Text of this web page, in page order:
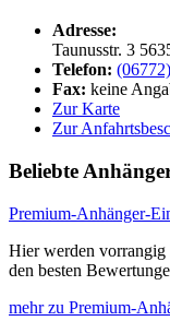
Adresse:
Taunusstr. 3
Telefon:
Fax: keine
Zur Karte
Zur
Beliebte
Premium-Anhänger-
Hier werden
den besten
mehr zu Premium-